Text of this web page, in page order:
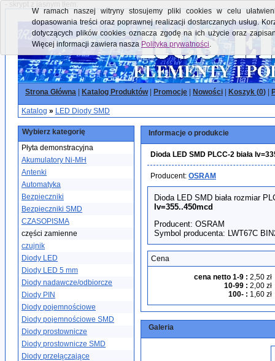
- skrypt z jasnym tłem:
Strona Główna Katalog Produktów| Promocje Nowości Koszyk (0)
Katalog » LED Diody SMD
Wybierz kategorię
Płyta demonstracyjna
Akumulatory Ni-MH
Antenki
Automatyka
Bezpieczniki
Bezpieczniki SMD
CZASOPISMA
części zamienne
czujnik
Diody LED
Diody LED 5 mm
Diody nadawcze/odbiorcze
Diody PIN
Diody pojemnościowe
Diody pojemnościowe SMD
Diody prostownicze
Diody prostownicze SMD
Diody przełączające
Informacje o produkcie
Dioda LED SMD PLCC-2 biała
Producent: OSRAM
Dioda LED SMD biała rozmiar
Iv=355..450mcd
Producent: OSRAM
Symbol producenta: LWT67C
Cena
cena netto 1-9 : 2,50 zł
10-99 : 2,00 zł
100- : 1,60 zł
Galeria
W ramach naszej witryny stosujemy pliki cookies w celu
dopasowania treści oraz poprawnej realizacji dostarczanych usług.
dotyczących plików cookies oznacza zgodę na ich użycie oraz
Więcej informacji zawiera nasza Polityka prywatności.